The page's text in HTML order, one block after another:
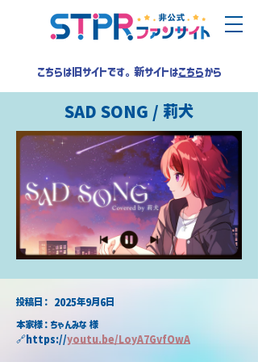
こちらは旧サイトです。新サイトはこちらから
SAD SONG / 莉犬
2025年9月6日
​投稿日：
本家様：ちゃんみな 様
🔗https://youtu.be/LoyA7GvfOwA